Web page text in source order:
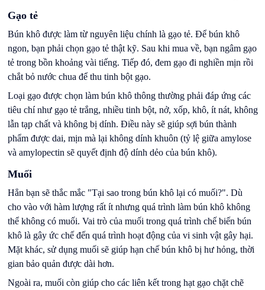
Gạo tẻ
Bún khô được làm từ nguyên liệu chính là gạo tẻ. Để bún khô
ngon, bạn phải chọn gạo tẻ thật kỹ. Sau khi mua về, bạn ngâm gạo
tẻ trong bồn khoảng vài tiếng. Tiếp đó, đem gạo đi nghiền mịn rồi
chắt bỏ nước chua để thu tinh bột gạo.
Loại gạo được chọn làm bún khô thông thường phải đáp ứng các
tiêu chí như gạo tẻ trắng, nhiều tinh bột, nở, xốp, khô, ít nát, không
lẫn tạp chất và không bị dính. Điều này sẽ giúp sợi bún thành
phẩm được dai, mịn mà lại không dính khuôn (tỷ lệ giữa amylose
và amylopectin sẽ quyết định độ dính dẻo của bún khô).
Muối
Hẳn bạn sẽ thắc mắc "Tại sao trong bún khô lại có muối?". Dù
cho vào với hàm lượng rất ít nhưng quá trình làm bún khô không
thể không có muối. Vai trò của muối trong quá trình chế biến bún
khô là gây ức chế đến quá trình hoạt động của vi sinh vật gây hại.
Mặt khác, sử dụng muối sẽ giúp hạn chế bún khô bị hư hỏng, thời
gian bảo quản được dài hơn.
Ngoài ra, muối còn giúp cho các liên kết trong hạt gạo chặt chẽ